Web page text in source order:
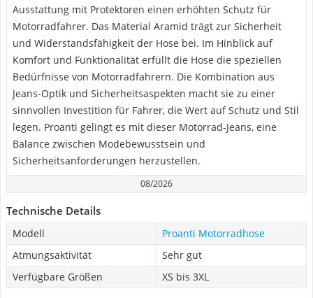
Ausstattung mit Protektoren einen erhöhten Schutz für
Motorradfahrer. Das Material Aramid trägt zur Sicherheit
und Widerstandsfähigkeit der Hose bei. Im Hinblick auf
Komfort und Funktionalität erfüllt die Hose die speziellen
Bedürfnisse von Motorradfahrern. Die Kombination aus
Jeans-Optik und Sicherheitsaspekten macht sie zu einer
sinnvollen Investition für Fahrer, die Wert auf Schutz und Stil
legen. Proanti gelingt es mit dieser Motorrad-Jeans, eine
Balance zwischen Modebewusstsein und
Sicherheitsanforderungen herzustellen.
08/2026
Technische Details
Modell
Proanti Motorradhose
Atmungsaktivität
Sehr gut
Verfügbare Größen
XS bis 3XL